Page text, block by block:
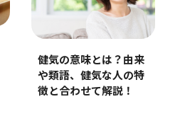
健気の意味とは？由来
や類語、健気な人の特
徴と合わせて解説！